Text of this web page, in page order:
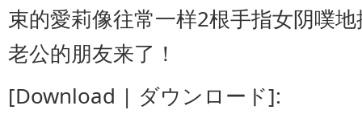
束的愛莉像往常一样2根手指女阴噗
老公的朋友来了！
[Download | ダウンロード]: